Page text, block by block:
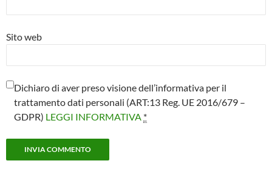
Sito web
Dichiaro di aver preso visione dell’informativa per il
trattamento dati personali (ART:13 Reg. UE 2016/679 –
GDPR) LEGGI INFORMATIVA *